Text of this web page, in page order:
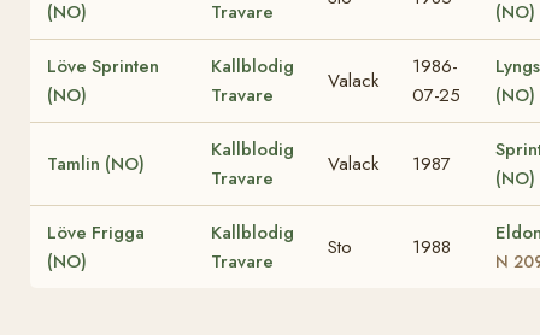
(NO)
Travare
(NO)
Löve Sprinten
(NO)
Kallblodig
Travare
Valack
1986-
07-25
(NO)
Tamlin (NO)
Kallblodig
Travare
Valack 1987
(NO)
Löve Frigga
(NO)
Kallblodig
Travare
Sto 1988
N